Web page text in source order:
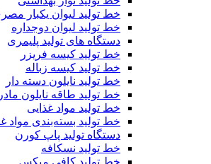
خط تولید لیوان یکبار
خط تولید لیوان دوجداره
دستگاه های تولید پلیمری
خط تولید کیسه فریزر
خط تولید کیسه زباله
خط تولید نایلون دسته دار
خط تولید طاقه نایلون مادر
خط تولید مواد غذایی
خط تولید بسته‌بندی مواد
دستگاه تولید پاپ کورن
خط تولید نسکافه
خط تولید کافی میکس